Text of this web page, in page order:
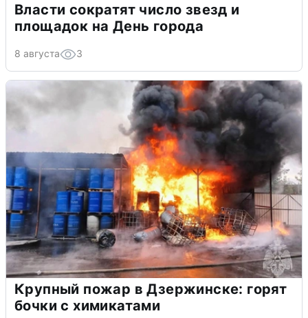
Власти сократят число звезд и
площадок на День города
8 августа 3
Крупный пожар в Дзержинске: горят
бочки с химикатами